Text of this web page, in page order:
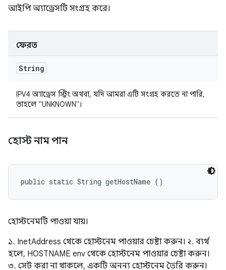
আইপি অ্যাড্রেসটি সংগ্রহ করে।
ফেরত
String
IPV4 অ্যাড্রেস স্ট্রিং অথবা, যদি আমরা এটি সংগ্রহ করতে না পারি,
তাহলে "UNKNOWN"।
হোস্ট নাম পান
public static String getHostName ()
হোস্টনেমটি পাওয়া যায়।
১. InetAddress থেকে হোস্টনেম পাওয়ার চেষ্টা করুন। ২. ব্যর্থ
হলে, HOSTNAME env থেকে হোস্টনেম পাওয়ার চেষ্টা করুন।
৩. সেট করা না থাকলে, একটি অনন্য হোস্টনেম তৈরি করুন।